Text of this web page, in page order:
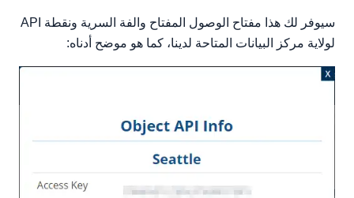
سيوفر لك هذا مفتاح الوصول المفتاح والفة السرية ونقطة API
لولاية مركز البيانات المتاحة لدينا، كما هو موضح أدناه: